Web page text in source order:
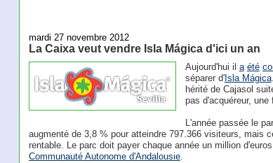
mardi 27 novembre 2012
La Caixa veut vendre Isla Mágica d'ici un an
Aujourd'hui il a été
séparer d'Isla Mágica
hérité de Cajasol
pas d'acquéreur,
L'année passée le
augmenté de 3,8 % pour atteindre 797.366 visiteurs, mais
rentable. Le parc doit payer chaque année un million
Communauté Autonome d'Andalousie.